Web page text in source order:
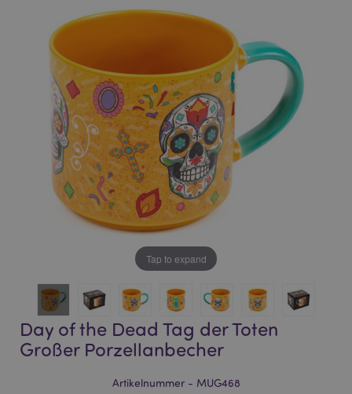
beginning
Tap to expand
Day of the Dead Tag der Toten
Großer Porzellanbecher
Artikelnummer - MUG468